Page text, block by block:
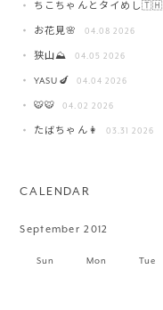
ちこちゃんとタイめし🇹🇭
お花見🌸 04.08 2026
狭山⛰️ 04.05 2026
YASU🍆 04.04 2026
🐯🐯 04.02 2026
たばちゃん👩 03.31 2026
CALENDAR
September 2012
Sun Mon Tue